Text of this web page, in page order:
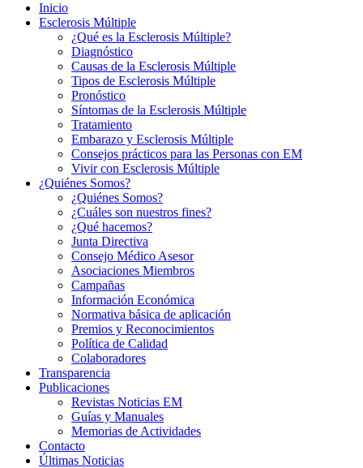
Inicio
Esclerosis Múltiple
¿Qué es la Esclerosis Múltiple?
Diagnóstico
Causas de la Esclerosis Múltiple
Tipos de Esclerosis Múltiple
Pronóstico
Síntomas de la Esclerosis Múltiple
Tratamiento
Embarazo y Esclerosis Múltiple
Consejos prácticos para las Personas con EM
Vivir con Esclerosis Múltiple
¿Quiénes Somos?
¿Quiénes Somos?
¿Cuáles son nuestros fines?
¿Qué hacemos?
Junta Directiva
Consejo Médico Asesor
Asociaciones Miembros
Campañas
Información Económica
Normativa básica de aplicación
Premios y Reconocimientos
Política de Calidad
Colaboradores
Transparencia
Publicaciones
Revistas Noticias EM
Guías y Manuales
Memorias de Actividades
Contacto
Últimas Noticias